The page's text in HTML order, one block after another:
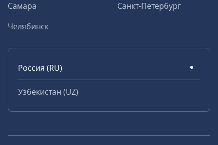
Самара
Санкт-Петербург
Челябинск
Россия (RU)
Узбекистан (UZ)